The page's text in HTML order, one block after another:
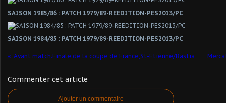
SAISON 1985/86 : PATCH 1979/89-REEDITION-PES2013/PC
SAISON 1984/85 : PATCH 1979/89-REEDITION-PES2013/PC
Avant match:Finale de la coupe de France,St-Etienne/Bastia
Commenter cet article
Ajouter un commentaire